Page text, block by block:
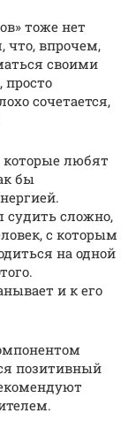
тоже нет
что, впрочем,
своими
сочетается,
любят
бы
судить сложно,
с которым
на одной
и к его
позитивный